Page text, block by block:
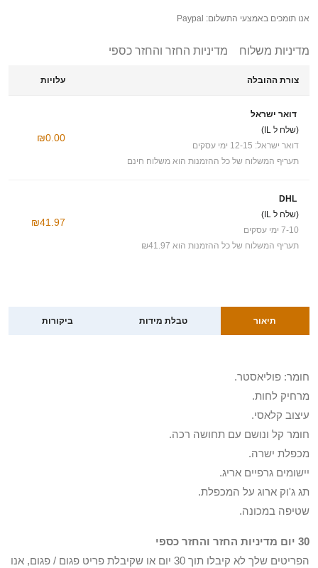
אנו תומכים באמצעי התשלום: Paypal
מדיניות משלוח מדיניות החזר והחזר כספי
צורת ההובלה עלויות
דואר ישראל
(שלח ל IL)
דואר ישראל: 12-15 ימי עסקים
תעריף המשלוח של כל ההזמנות הוא משלוח חינם
₪0.00
DHL
(שלח ל IL)
7-10 ימי עסקים
תעריף המשלוח של כל ההזמנות הוא ₪41.97
₪41.97
תיאור טבלת מידות ביקורות
חומר: פוליאסטר.
מרחיק לחות.
עיצוב קלאסי.
חומר קל ונושם עם תחושה רכה.
מכפלת ישרה.
יישומים גרפיים אריג.
תג ג'וק ארוג על המכפלת.
שטיפה במכונה.
30 יום מדיניות החזר והחזר כספי
הפריטים שלך לא קיבלו תוך 30 יום או שקיבלת פריט פגום / פגום, אנו